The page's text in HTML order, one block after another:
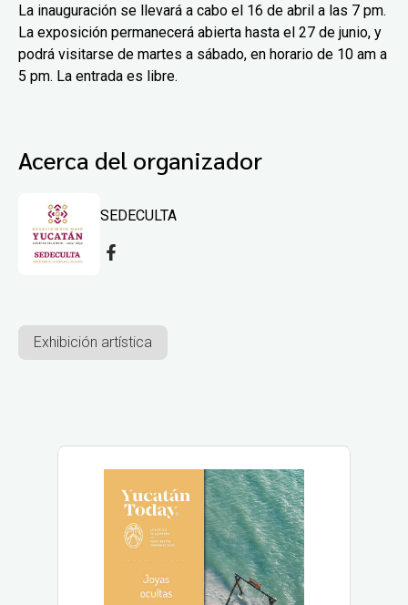
La inauguración se llevará a cabo el 16 de abril a las 7 pm.
La exposición permanecerá abierta hasta el 27 de junio, y
podrá visitarse de martes a sábado, en horario de 10 am a
5 pm. La entrada es libre.
Acerca del organizador
SEDECULTA
Exhibición artística